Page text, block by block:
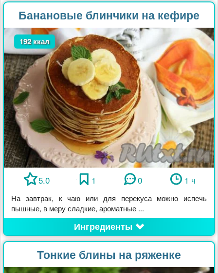
Банановые блинчики на кефире
192 ккал
5.0 1 0 1 ч
На завтрак, к чаю или для перекуса можно испечь
пышные, в меру сладкие, ароматные ...
Ингредиенты
Тонкие блины на ряженке